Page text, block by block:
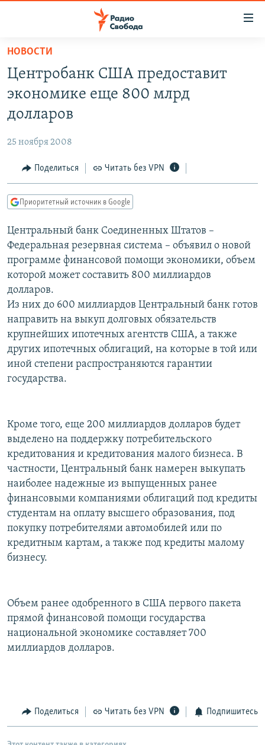
упрощенного
доступа
основному
Вернутся
Вернутся
поиску
ПРОГРАММЫ
ПОДКАСТЫ
МНЕНИЯ
КУЛЬТУРА
КАВКАЗ.РЕАЛИИ
СЕВЕР.РЕАЛИИ
СИБИРЬ.РЕАЛИИ
РАСПИСАНИЕ ВЕЩАНИЯ
ПОДПИШИТЕСЬ НА РАССЫЛКУ
СОЦИАЛЬНЫЕ СЕТИ
НОВОСТИ
Центробанк США предоставит
экономике еще 800 млрд
долларов
25 ноября 2008
Поделиться Читать без VPN
Приоритетный источник в Google
Центральный банк Соединенных Штатов –
Федеральная резервная система – объявил о новой
программе финансовой помощи экономики, объем
которой может составить 800 миллиардов
долларов.
Из них до 600 миллиардов Центральный банк готов
направить на выкуп долговых обязательств
крупнейших ипотечных агентств США, а также
других ипотечных облигаций, на которые в той или
иной степени распространяются гарантии
государства.
Кроме того, еще 200 миллиардов долларов будет
выделено на поддержку потребительского
кредитования и кредитования малого бизнеса. В
частности, Центральный банк намерен выкупать
наиболее надежные из выпущенных ранее
финансовыми компаниями облигаций под кредиты
студентам на оплату высшего образования, под
покупку потребителями автомобилей или по
кредитным картам, а также под кредиты малому
бизнесу.
Объем ранее одобренного в США первого пакета
прямой финансовой помощи государства
национальной экономике составляет 700
миллиардов долларов.
Поделиться Читать без VPN Подпишитесь